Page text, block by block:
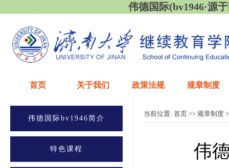
伟德国际(bv1946·源
首页 关于我们 政策法规 规章制度
伟德国际bv1946简介
特色课程
当前位置: 首页 >> 规章制度
伟